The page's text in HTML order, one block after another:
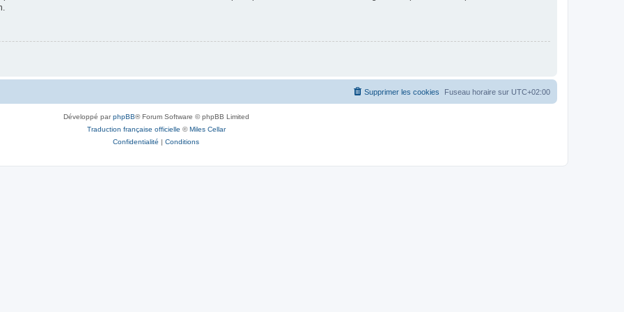
Fuseau horaire sur UTC+02:00
Supprimer les cookies
Développé parphpBB® Forum Software © phpBB Limited
Traduction française officielle ©Miles Cellar
Confidentialité | Conditions